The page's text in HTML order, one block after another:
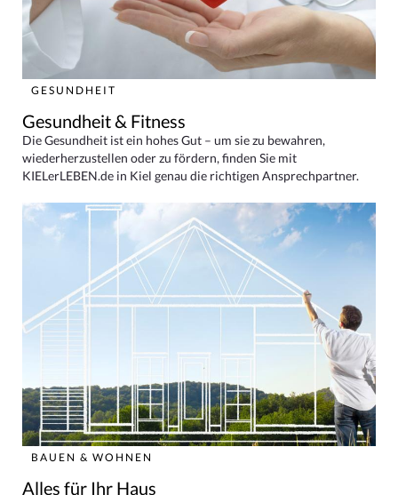
GESUNDHEIT
Gesundheit & Fitness
Die Gesundheit ist ein hohes Gut – um sie zu bewahren,
wiederherzustellen oder zu fördern, finden Sie mit
KIELerLEBEN.de in Kiel genau die richtigen Ansprechpartner.
BAUEN & WOHNEN
Alles für Ihr Haus